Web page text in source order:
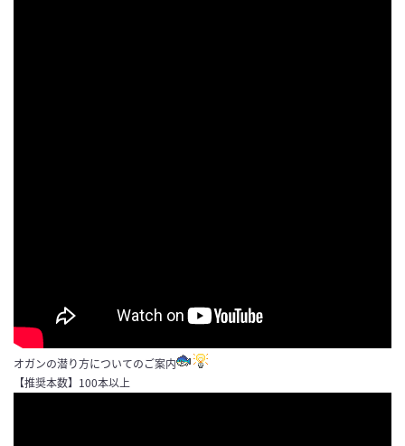
オガンの潜り方についてのご案内
【推奨本数】100本以上